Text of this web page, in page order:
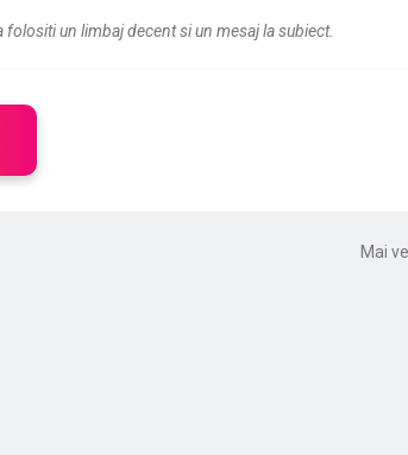
un limbaj decent si un mesaj la subiect.
Mai